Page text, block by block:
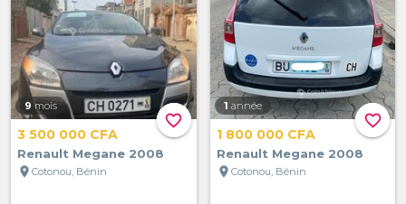
favorite_border
9 mois
3 500 000 CFA
Renault Megane 2008
location_on Cotonou, Bénin
favorite_border
1 année
1 800 000 CFA
Renault Megane 2008
location_on Cotonou, Bénin